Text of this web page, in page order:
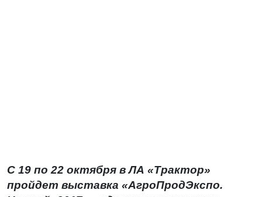
С 19 по 22 октября в ЛА «Трактор»
пройдет выставка «АгроПродЭкспо.